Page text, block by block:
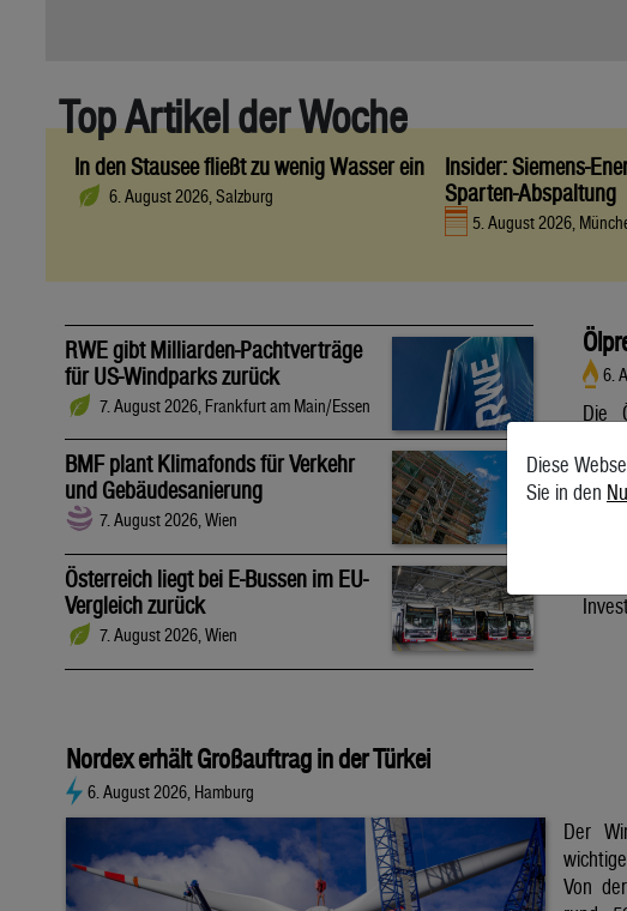
Top Artikel der Woche
In den Stausee fließt zu wenig Wasser ein
6. August 2026, Salzburg
Insider: Siemens-
Sparten-Abspaltung
5. August 2026,
RWE gibt Milliarden-Pachtverträge
für US-Windparks zurück
7. August 2026, Frankfurt am Main/Essen
BMF plant Klimafonds für Verkehr
und Gebäudesanierung
7. August 2026, Wien
Österreich liegt bei E-Bussen im EU-
Vergleich zurück
7. August 2026, Wien
6.
Die
80
auf
Nordex erhält Großauftrag in der Türkei
6. August 2026, Hamburg
Der
Von
Diese
Sie in den